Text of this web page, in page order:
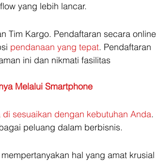
yang lebih lancar.
Tim Kargo. Pendaftaran secara online
pendanaan yang tepat. Pendaftaran
ini dan nikmati fasilitas
Melalui Smartphone
sesuaikan dengan kebutuhan Anda.
peluang dalam berbisnis.
hal yang amat krusial